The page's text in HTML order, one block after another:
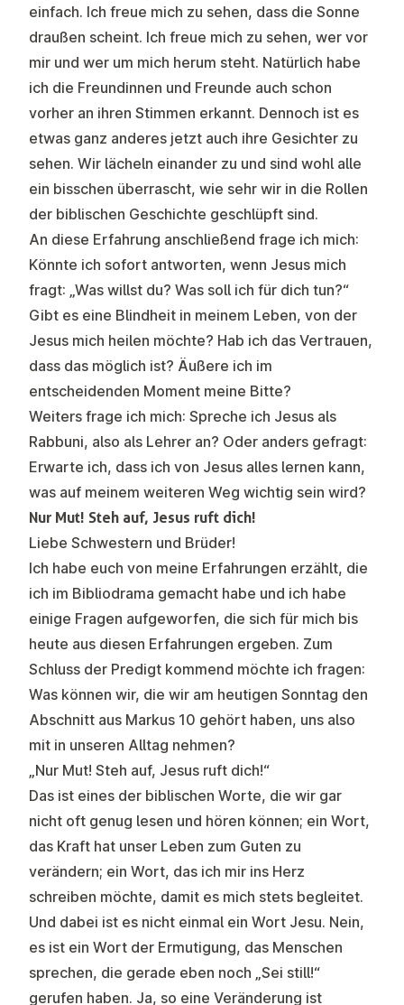
einfach. Ich freue mich zu sehen, dass die Sonne
draußen scheint. Ich freue mich zu sehen, wer vor
mir und wer um mich herum steht. Natürlich habe
ich die Freundinnen und Freunde auch schon
vorher an ihren Stimmen erkannt. Dennoch ist es
etwas ganz anderes jetzt auch ihre Gesichter zu
sehen. Wir lächeln einander zu und sind wohl alle
ein bisschen überrascht, wie sehr wir in die Rollen
der biblischen Geschichte geschlüpft sind.
An diese Erfahrung anschließend frage ich mich:
Könnte ich sofort antworten, wenn Jesus mich
fragt: „Was willst du? Was soll ich für dich tun?“
Gibt es eine Blindheit in meinem Leben, von der
Jesus mich heilen möchte? Hab ich das Vertrauen,
dass das möglich ist? Äußere ich im
entscheidenden Moment meine Bitte?
Weiters frage ich mich: Spreche ich Jesus als
Rabbuni, also als Lehrer an? Oder anders gefragt:
Erwarte ich, dass ich von Jesus alles lernen kann,
was auf meinem weiteren Weg wichtig sein wird?
Nur Mut! Steh auf, Jesus ruft dich!
Liebe Schwestern und Brüder!
Ich habe euch von meine Erfahrungen erzählt, die
ich im Bibliodrama gemacht habe und ich habe
einige Fragen aufgeworfen, die sich für mich bis
heute aus diesen Erfahrungen ergeben. Zum
Schluss der Predigt kommend möchte ich fragen:
Was können wir, die wir am heutigen Sonntag den
Abschnitt aus Markus 10 gehört haben, uns also
mit in unseren Alltag nehmen?
„Nur Mut! Steh auf, Jesus ruft dich!“
Das ist eines der biblischen Worte, die wir gar
nicht oft genug lesen und hören können; ein Wort,
das Kraft hat unser Leben zum Guten zu
verändern; ein Wort, das ich mir ins Herz
schreiben möchte, damit es mich stets begleitet.
Und dabei ist es nicht einmal ein Wort Jesu. Nein,
es ist ein Wort der Ermutigung, das Menschen
sprechen, die gerade eben noch „Sei still!“
gerufen haben. Ja, so eine Veränderung ist